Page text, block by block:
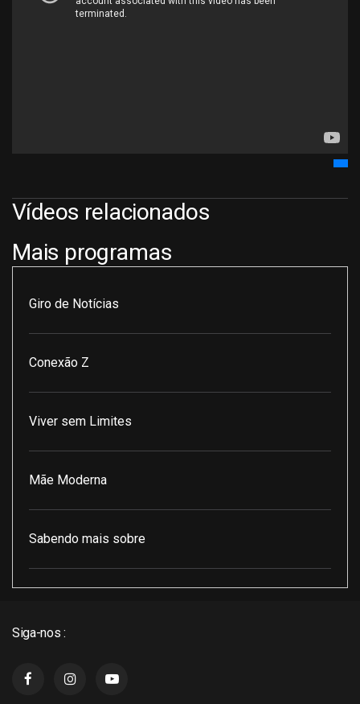
Vídeos relacionados
Mais programas
Giro de Notícias
Conexão Z
Viver sem Limites
Mãe Moderna
Sabendo mais sobre
Siga-nos :